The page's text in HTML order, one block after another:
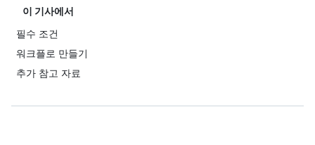
이 기사에서
필수 조건
워크플로 만들기
추가 참고 자료